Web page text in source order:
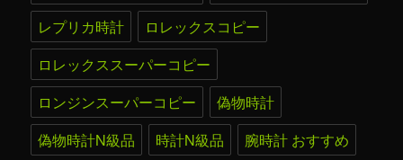
レプリカ時計
ロレックスコピー
ロレックススーパーコピー
ロンジンスーパーコピー
偽物時計
偽物時計N級品
時計N級品 腕時計 おすすめ